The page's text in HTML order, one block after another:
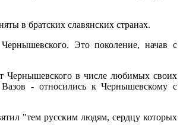
в братских славянских странах.
Это поколение, начав с
Чернышевского в числе любимых своих
- относились к Чернышевскому с
"тем русским людям, сердцу которых